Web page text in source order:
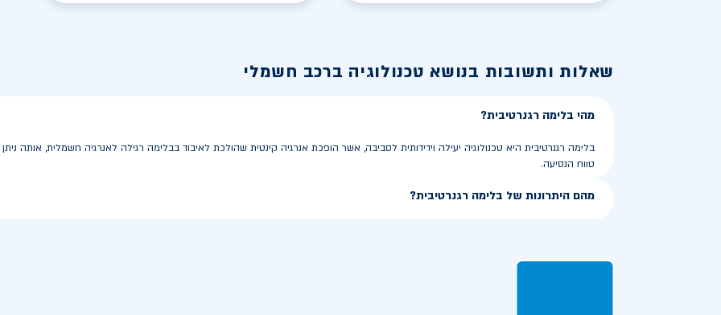
שאלות ותשובות בנושא טכנולוגיה ברכב חשמלי
מהי בלימה רגנרטיבית?
בלימה רגנרטיבית היא טכנולוגיה יעילה וידידותית לסביבה, אשר הופכת אנרגיה קינטית שהולכת לאיבוד בבלימה רגילה לאנרגיה חשמלית, אותה
טווח הנסיעה.
מהם היתרונות של בלימה רגנרטיבית?